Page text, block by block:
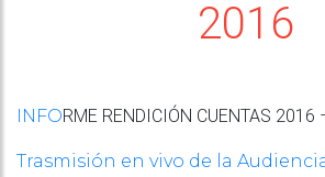
2016
INFORME RENDICIÓN CUENTAS 2016
Trasmisión en vivo de la